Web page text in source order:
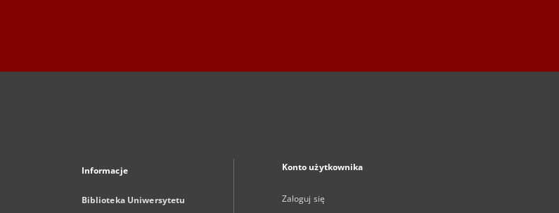
Informacje
Biblioteka Uniwersytetu
Konto użytkownika
Zaloguj się